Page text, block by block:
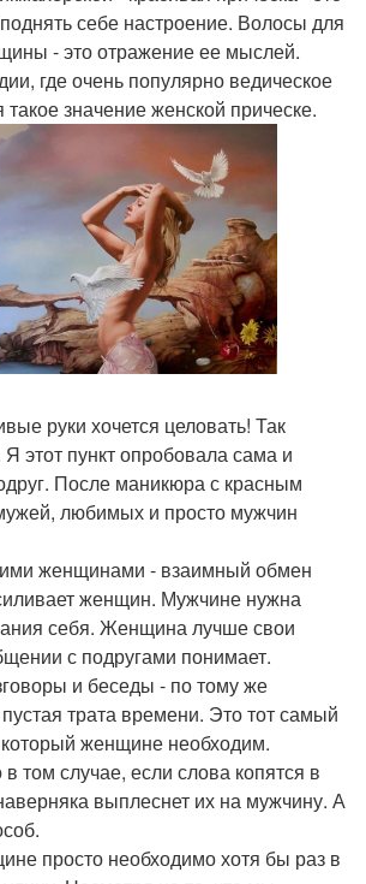
себе настроение. Волосы для
- это отражение ее мыслей.
где очень популярно ведическое
такое значение женской прическе.
руки хочется целовать! Так
этот пункт опробовала сама и
После маникюра с красным
любимых и просто мужчин
женщинами - взаимный обмен
женщин. Мужчине нужна
себя. Женщина лучше свои
с подругами понимает.
и беседы - по тому же
трата времени. Это тот самый
женщине необходим.
том случае, если слова копятся в
выплеснет их на мужчину. А
просто необходимо хотя бы раз в